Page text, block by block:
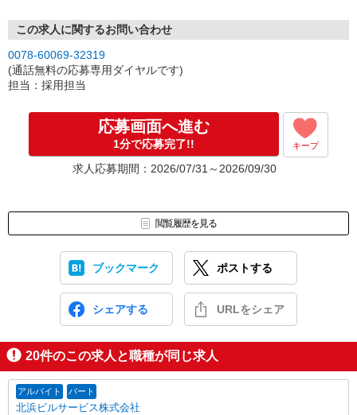
※面接は現地周辺で行います。
この求人に関するお問い合わせ
0078-60069-32319
(通話無料の応募専用ダイヤルです)
担当：採用担当
応募画面へ進む
1分で応募完了!! キープ
求人応募期間：2026/07/31～2026/09/30
閲覧履歴を見る
ブックマーク ポストする
シェアする URLをシェア
20件のこの求人と職種が同じ求人
アルバイト パート
北浜ビルサービス株式会社